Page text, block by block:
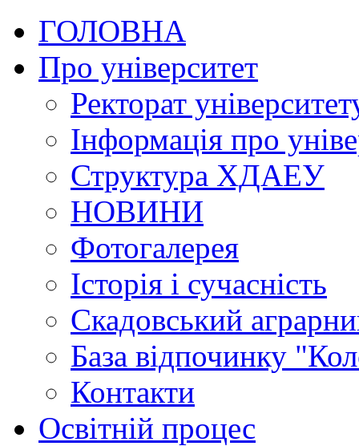
ГОЛОВНА
Про університет
Ректорат
Інформація про
Структура ХДАЕУ
НОВИНИ
Фотогалерея
Історія і сучасність
Скадовський
База відпочинку
Контакти
Освітній процес